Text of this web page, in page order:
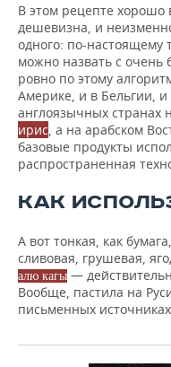
В этом рецепте хорошо
дешевизна, и
одного: по-настоящему
можно назвать с очень
ровно по этому
Америке, и в Бельгии,
англоязычных странах
ирис, а на арабском
базовые продукты
распространенная
КАК
А вот тонкая, как
сливовая, грушевая,
алю кагы —
Вообще, пастила на
письменных